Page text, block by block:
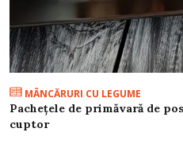
MÂNCĂRURI CU LEGUME
Pachețele de primăvară de
cuptor